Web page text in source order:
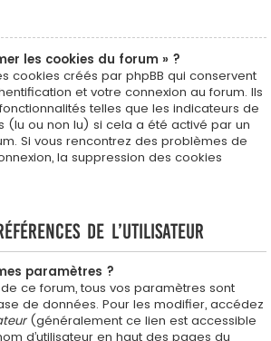
les cookies du forum » ?
cookies créés par phpBB qui conservent
et votre connexion au forum. Ils
telles que les indicateurs de
(lu ou non lu) si cela a été activé par un
Si vous rencontrez des problèmes de
la suppression des cookies
de l’utilisateur
paramètres ?
ce forum, tous vos paramètres sont
de données. Pour les modifier, accédez
(généralement ce lien est accessible
d’utilisateur en haut des pages du